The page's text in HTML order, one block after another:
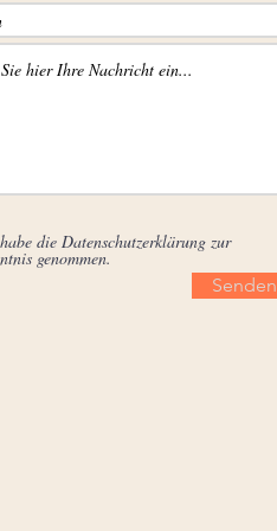
die Datenschutzerklärung zur
genommen.
Senden